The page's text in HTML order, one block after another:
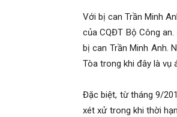
Với bị can Trần Minh
của CQĐT Bộ Công
bị can Trần Minh Anh.
Tòa trong khi đây là vụ
Đặc biệt, từ tháng 9/
xét xử trong khi thời